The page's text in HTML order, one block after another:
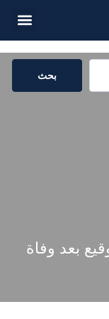
بحث
بعد وفاة